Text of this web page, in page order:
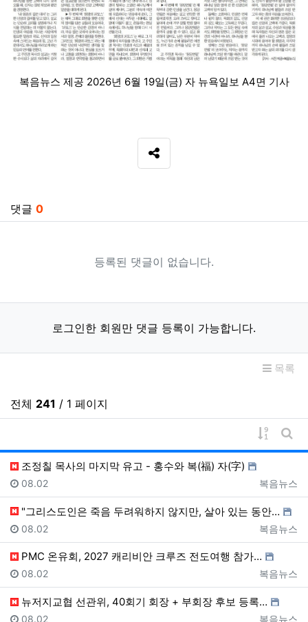
복음뉴스 제공 2026년 6월 19일(금) 자 뉴욕일보 A4면 기사
SNS 공유
댓글 0
등록된 댓글이 없습니다.
로그인한 회원만 댓글 등록이 가능합니다.
목록
전체 241 / 1 페이지
게시물
게
조정칠 목사의 마지막 유고 - 홍수와 복(福) 자(字)
등록자
복음뉴스
등록일
08.02
"그리스도인은 죽음 두려워하지 않지만, 살아 있는 동안…
등록자
복음뉴스
등록일
08.02
PMC 온유회, 2027 캐리비안 크루즈 전도여행 참가…
등록자
복음뉴스
등록일
08.02
뉴저지교협 선관위, 40회기 회장 + 부회장 후보 등록…
등록자
복음뉴스
등록일
08.02